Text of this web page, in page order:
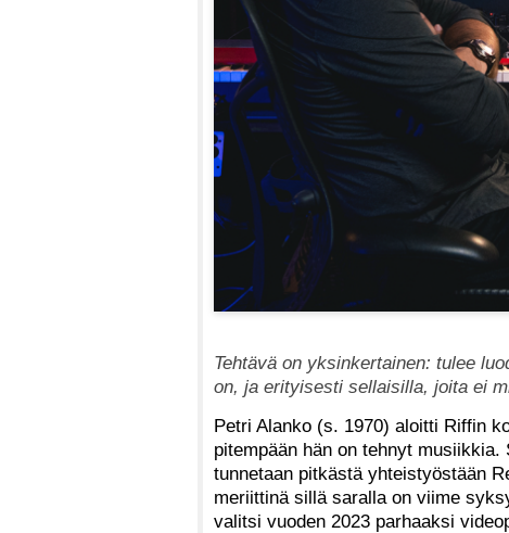
Tehtävä on yksinkertainen: tulee
on, ja erityisesti sellaisilla, joita ei
Petri Alanko (s. 1970) aloitti Riffin
pitempään hän on tehnyt
tunnetaan pitkästä yhteistyöstään
meriittinä sillä saralla on viime
valitsi vuoden 2023 parhaaksi